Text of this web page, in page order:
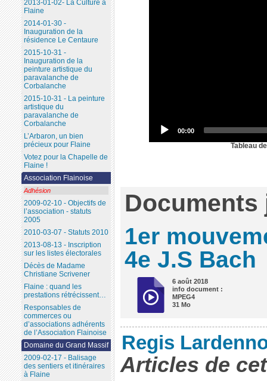
00:00
Tableau
Documents
1er
4e J.S Bach
6 août 2018
info document :
MPEG4
31 Mo
Regis
Articles de
2013-01-02- La Culture à
Flaine
2014-01-30 -
Inauguration de la
résidence Le Centaure
2015-10-31 -
Inauguration de la
peinture artistique du
paravalanche de
Corbalanche
2015-10-31 - La peinture
artistique du
paravalanche de
Corbalanche
L’Arbaron, un bien
précieux pour Flaine
Votez pour la Chapelle de
Flaine !
Association Flainoise
Adhésion
2009-02-10 - Objectifs de
l’association - statuts
2005
2010-03-07 - Statuts 2010
2013-08-13 - Inscription
sur les listes électorales
Décès de Madame
Christiane Scrivener
Flaine : quand les
prestations rétrécissent…
Responsables de
commerces ou
d’associations adhérents
de l’Association Flainoise
Domaine du Grand Massif
2009-02-17 - Balisage
des sentiers et itinéraires
à Flaine